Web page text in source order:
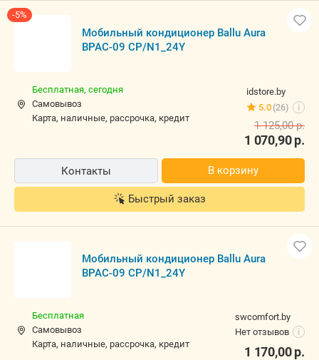
-5%
Мобильный кондиционер Ballu Aura
BPAC-09 CP/N1_24Y
idstore.by
5.0 (26) i
Бесплатная, сегодня
Самовывоз
карта, наличные, рассрочка, кредит
1 070,90р.
1 125,00р.
Контакты В корзину
Быстрый заказ
Мобильный кондиционер Ballu Aura
BPAC-09 CP/N1_24Y
swcomfort.by
Нет отзывов
i
Бесплатная
Самовывоз
карта, наличные, рассрочка, кредит
1 170,00р.